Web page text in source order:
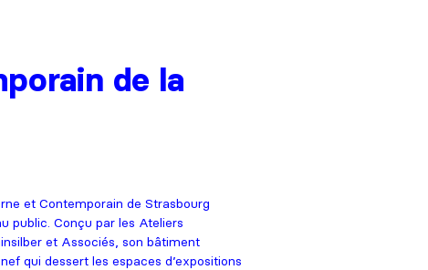
de la
et Contemporain de Strasbourg
public. Conçu par les Ateliers
et Associés, son bâtiment
qui dessert les espaces d’expositions